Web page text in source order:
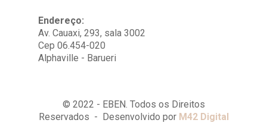
Endereço:
Av. Cauaxi, 293, sala 3002
Cep 06.454-020
Alphaville - Barueri
© 2022 - EBEN. Todos os Direitos
Reservados - Desenvolvido por M42 Digital